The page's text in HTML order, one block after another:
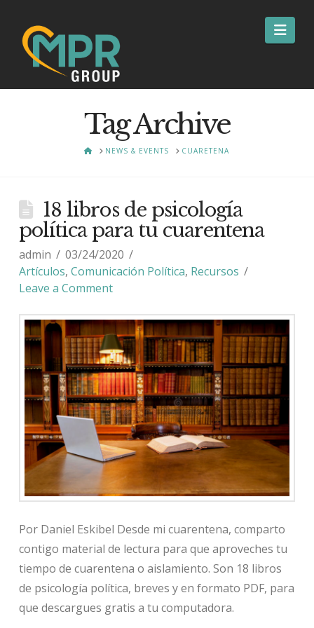
Tag Archive
HOMENEWS & EVENTS CUARETENA
18 libros de psicología
política para tu cuarentena
admin
03/24/2020
Artículos, Comunicación Política, Recursos
Leave a Comment
Por Daniel Eskibel Desde mi cuarentena, comparto
contigo material de lectura para que aproveches tu
tiempo de cuarentena o aislamiento. Son 18 libros
de psicología política, breves y en formato PDF, para
que descargues gratis a tu computadora.